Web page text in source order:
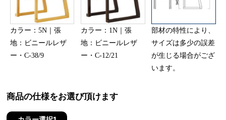
カラー：5N｜張
地：ビニールレザ
ー・C-38/9
カラー：1N｜張
地：ビニールレザ
ー・C-12/21
部材の特性により、
サイズは多少の誤差
が生じる場合がござ
います。
商品の仕様をお選び頂けます